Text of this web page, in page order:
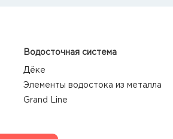
Водосточная система
Дёке
Элементы водостока из металла
Grand Line